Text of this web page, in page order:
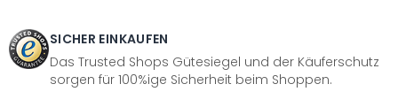
SICHER EINKAUFEN
Das Trusted Shops Gütesiegel und der Käuferschutz
sorgen für 100%ige Sicherheit beim Shoppen.